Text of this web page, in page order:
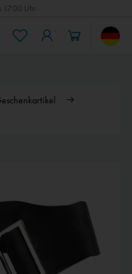
17:00 Uhr